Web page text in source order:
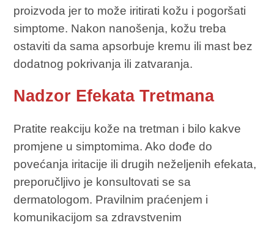
proizvoda jer to može iritirati kožu i pogoršati
simptome. Nakon nanošenja, kožu treba
ostaviti da sama apsorbuje kremu ili mast bez
dodatnog pokrivanja ili zatvaranja.
Nadzor Efekata Tretmana
Pratite reakciju kože na tretman i bilo kakve
promjene u simptomima. Ako dođe do
povećanja iritacije ili drugih neželjenih efekata,
preporučljivo je konsultovati se sa
dermatologom. Pravilnim praćenjem i
komunikacijom sa zdravstvenim